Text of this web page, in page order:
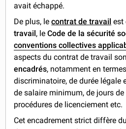
avait échappé.
De plus, lecontrat de travail est
travail, le Code de la sécurité
conventions collectives
aspects du contrat de travail
encadrés, notamment en
discriminatoire, de durée légale
de salaire minimum, de jours de
procédures de licenciement etc.
Cet encadrement strict diffère